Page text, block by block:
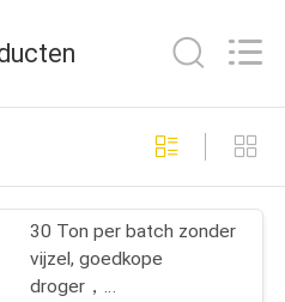
Droger
51
30 Ton per batch zonder
vijzel, goedkope
droger，